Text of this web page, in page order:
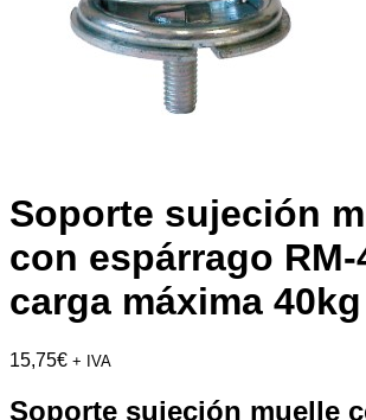
Soporte sujeción
con espárrago RM-
carga máxima 40kg
15,75€ + IVA
Soporte sujeción muelle